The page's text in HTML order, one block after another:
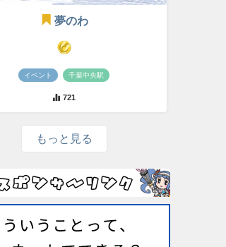
夢のわ
イベント 千葉中央駅
721
もっと見る